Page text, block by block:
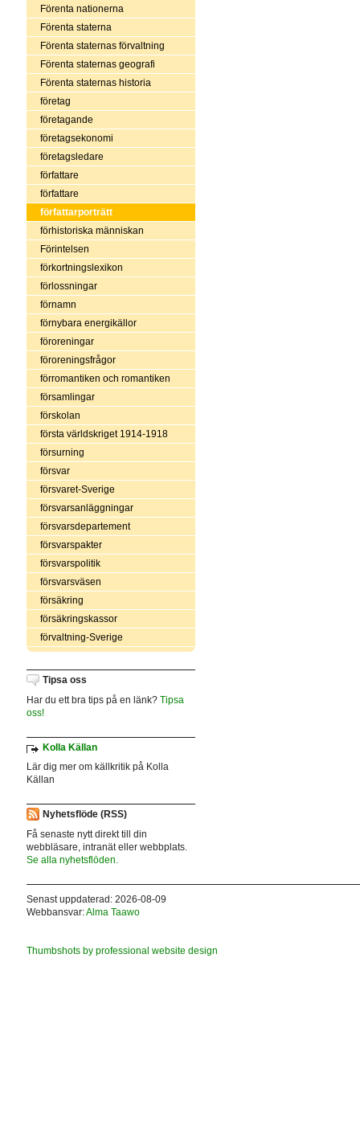
Förenta nationerna
Förenta staterna
Förenta staternas förvaltning
Förenta staternas geografi
Förenta staternas historia
företag
företagande
företagsekonomi
företagsledare
författare
författare
författarporträtt
förhistoriska människan
Förintelsen
förkortningslexikon
förlossningar
förnamn
förnybara energikällor
föroreningar
föroreningsfrågor
förromantiken och romantiken
församlingar
förskolan
första världskriget 1914-1918
försurning
försvar
försvaret-Sverige
försvarsanläggningar
försvarsdepartement
försvarspakter
försvarspolitik
försvarsväsen
försäkring
försäkringskassor
förvaltning-Sverige
Tipsa oss
Har du ett bra tips på en länk? Tipsa
oss!
Kolla Källan
Lär dig mer om källkritik på Kolla
Källan
Nyhetsflöde (RSS)
Få senaste nytt direkt till din
webbläsare, intranät eller webbplats.
Se alla nyhetsflöden.
Senast uppdaterad: 2026-08-09
Webbansvar:Alma Taawo
Thumbshots by professional website design